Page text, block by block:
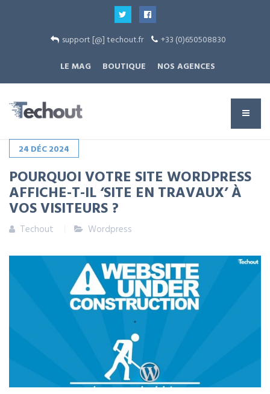
support [@] techout.fr
+33 (0)650508830
LE MAG
BOUTIQUE NOS AGENCES
24 DÉC2024
POURQUOI VOTRE SITE WORDPRESS
AFFICHE-T-IL ‘SITE EN TRAVAUX’ À
VOS VISITEURS ?
Techout Wordpress